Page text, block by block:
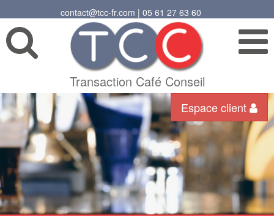
contact@tcc-fr.com | 05 61 27 63 60
Transaction Café Conseil
Espace client